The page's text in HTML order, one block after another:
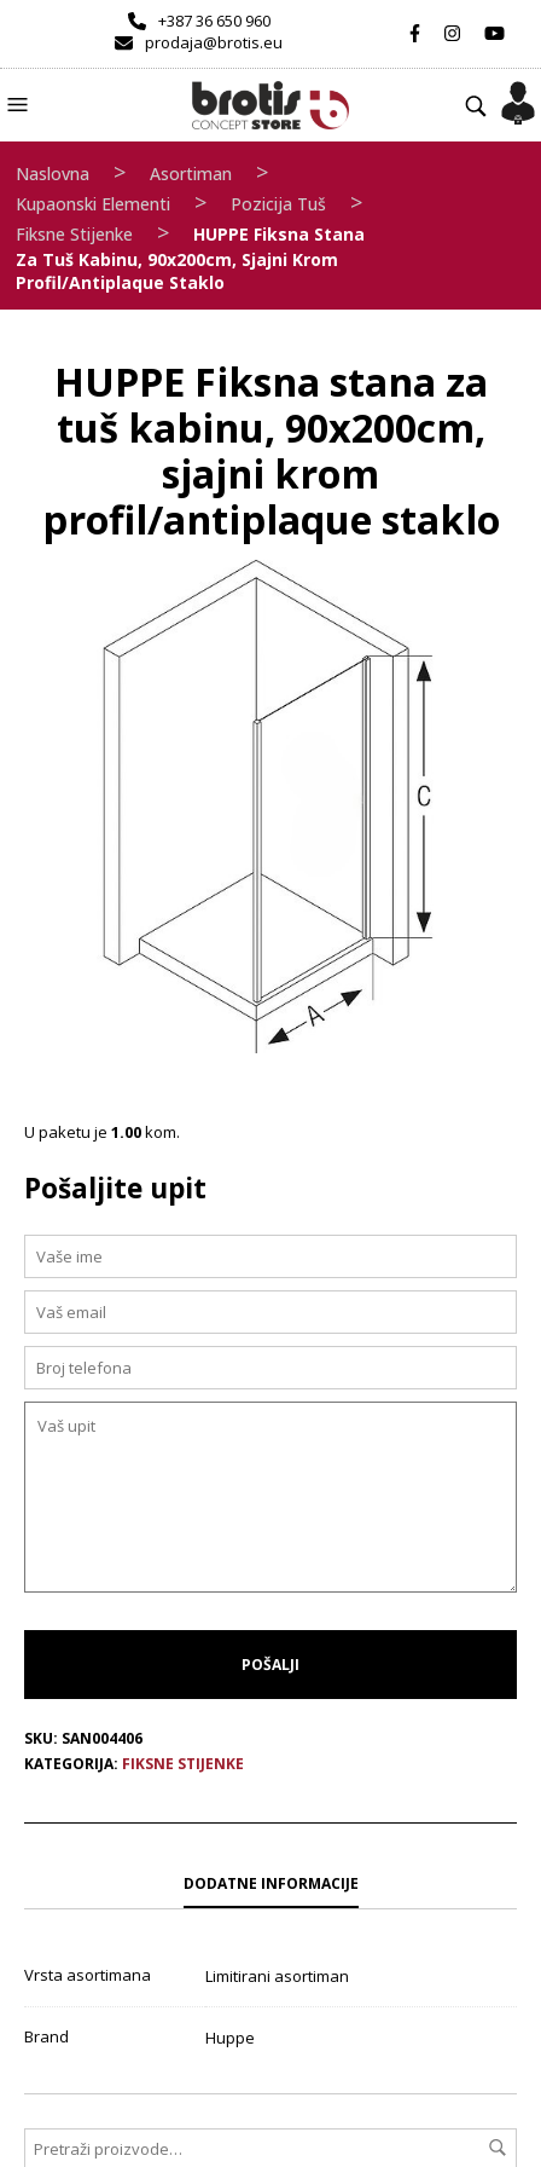
+387 36 650 960
prodaja@brotis.eu
Naslovna > Asortiman >
Kupaonski Elementi > Pozicija Tuš >
Fiksne Stijenke >
HUPPE Fiksna Stana
Za Tuš Kabinu, 90x200cm, Sjajni Krom
Profil/antiplaque Staklo
HUPPE Fiksna stana za
tuš kabinu, 90x200cm,
sjajni krom
profil/antiplaque staklo
U paketu je 1.00kom.
Pošaljite upit
SKU: SAN004406
KATEGORIJA: FIKSNE STIJENKE
DODATNE INFORMACIJE
Vrsta asortimana Limitirani asortiman
Brand Huppe